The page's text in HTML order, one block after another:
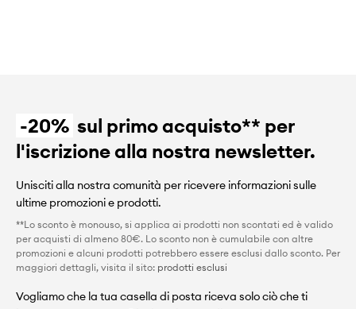
-20% sul primo acquisto** per
l'iscrizione alla nostra newsletter.
Unisciti alla nostra comunità per ricevere informazioni sulle
ultime promozioni e prodotti.
**Lo sconto è monouso, si applica ai prodotti non scontati ed è valido
per acquisti di almeno 80€. Lo sconto non è cumulabile con altre
promozioni e alcuni prodotti potrebbero essere esclusi dallo sconto. Per
maggiori dettagli, visita il sito: prodotti esclusi
Vogliamo che la tua casella di posta riceva solo ciò che ti